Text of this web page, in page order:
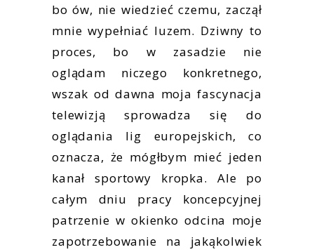
bo ów, nie wiedzieć czemu, zaczął
mnie wypełniać luzem. Dziwny to
proces, bo w zasadzie nie
oglądam niczego konkretnego,
wszak od dawna moja fascynacja
telewizją sprowadza się do
oglądania lig europejskich, co
oznacza, że mógłbym mieć jeden
kanał sportowy kropka. Ale po
całym dniu pracy koncepcyjnej
patrzenie w okienko odcina moje
zapotrzebowanie na jakąkolwiek